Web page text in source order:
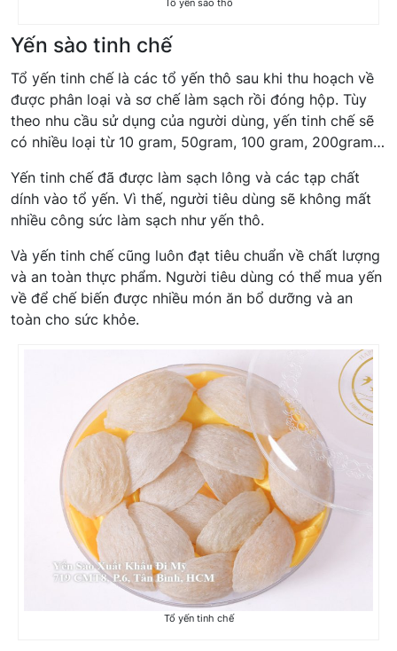
Tổ yến sào thô
Yến sào tinh chế
Tổ yến tinh chế là các tổ yến thô sau khi thu hoạch về
được phân loại và sơ chế làm sạch rồi đóng hộp. Tùy
theo nhu cầu sử dụng của người dùng, yến tinh chế sẽ
có nhiều loại từ 10 gram, 50gram, 100 gram, 200gram…
Yến tinh chế đã được làm sạch lông và các tạp chất
dính vào tổ yến. Vì thế, người tiêu dùng sẽ không mất
nhiều công sức làm sạch như yến thô.
Và yến tinh chế cũng luôn đạt tiêu chuẩn về chất lượng
và an toàn thực phẩm. Người tiêu dùng có thể mua yến
về để chế biến được nhiều món ăn bổ dưỡng và an
toàn cho sức khỏe.
Tổ yến tinh chế